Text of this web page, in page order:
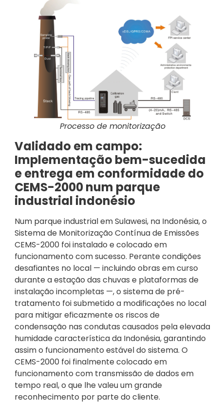
Processo de monitorização
Validado em campo:
Implementação bem-sucedida
e entrega em conformidade do
CEMS-2000 num parque
industrial indonésio
Num parque industrial em Sulawesi, na Indonésia, o
Sistema de Monitorização Contínua de Emissões
CEMS-2000 foi instalado e colocado em
funcionamento com sucesso. Perante condições
desafiantes no local — incluindo obras em curso
durante a estação das chuvas e plataformas de
instalação incompletas —, o sistema de pré-
tratamento foi submetido a modificações no local
para mitigar eficazmente os riscos de
condensação nas condutas causados pela elevada
humidade característica da Indonésia, garantindo
assim o funcionamento estável do sistema. O
CEMS-2000 foi finalmente colocado em
funcionamento com transmissão de dados em
tempo real, o que lhe valeu um grande
reconhecimento por parte do cliente.